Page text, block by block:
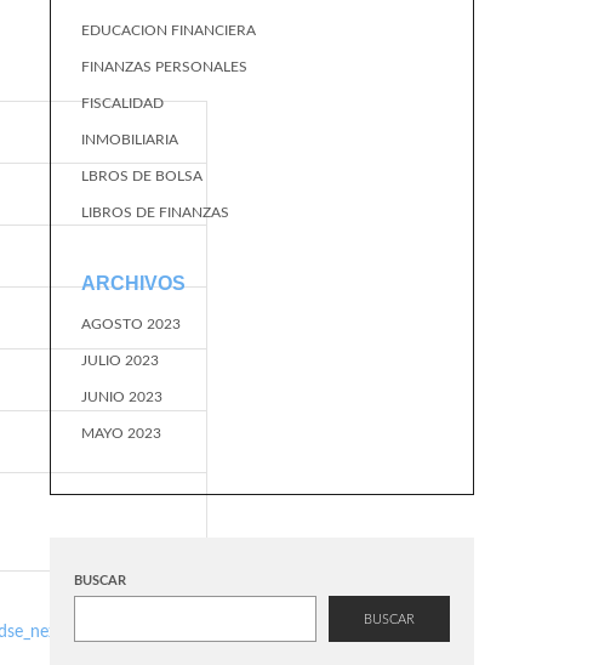
EDUCACION FINANCIERA
FINANZAS PERSONALES
FISCALIDAD
INMOBILIARIA
LBROS DE BOLSA
LIBROS DE FINANZAS
ARCHIVOS
AGOSTO 2023
JULIO 2023
JUNIO 2023
MAYO 2023
BUSCAR
BUSCAR